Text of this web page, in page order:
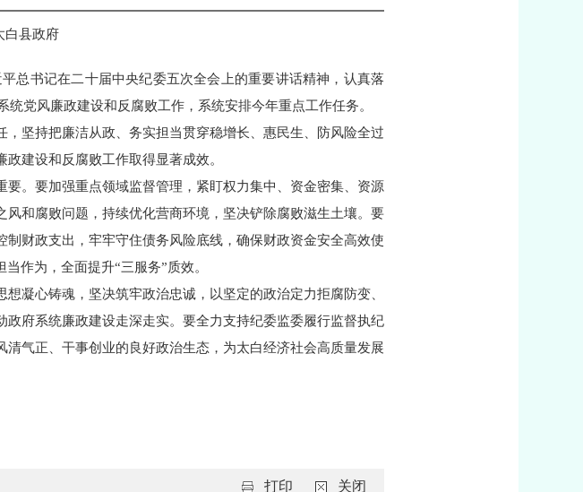
白县政府
总书记在二十届中央纪委五次全会上的重要讲话精神，认真落
党风廉政建设和反腐败工作，系统安排今年重点工作任务。
坚持把廉洁从政、务实担当贯穿稳增长、惠民生、防风险全过
建设和反腐败工作取得显著成效。
。要加强重点领域监督管理，紧盯权力集中、资金密集、资源
和腐败问题，持续优化营商环境，坚决铲除腐败滋生土壤。要
财政支出，牢牢守住债务风险底线，确保财政资金安全高效使
作为，全面提升“三服务”质效。
凝心铸魂，坚决筑牢政治忠诚，以坚定的政治定力拒腐防变、
府系统廉政建设走深走实。要全力支持纪委监委履行监督执纪
气正、干事创业的良好政治生态，为太白经济社会高质量发展
打印 关闭